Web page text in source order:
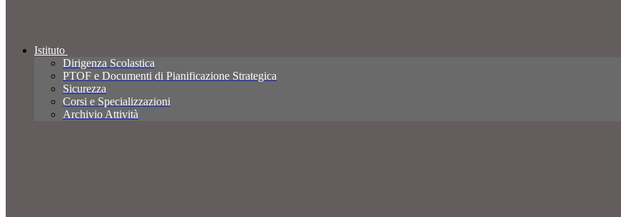
Istituto
Dirigenza Scolastica
PTOF e Documenti di Pianificazione Strategica
Sicurezza
Corsi e Specializzazioni
Archivio Attività